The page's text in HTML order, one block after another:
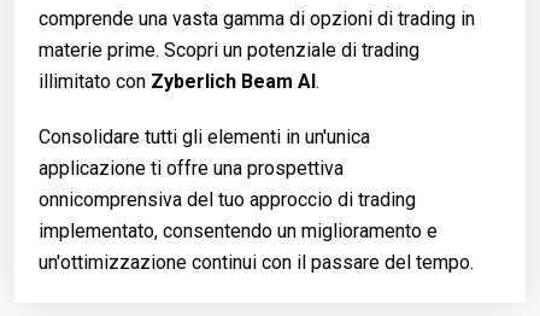
comprende una vasta gamma di opzioni di trading in
materie prime. Scopri un potenziale di trading
illimitato con Zyberlich Beam AI.
Consolidare tutti gli elementi in un'unica
applicazione ti offre una prospettiva
onnicomprensiva del tuo approccio di trading
implementato, consentendo un miglioramento e
un'ottimizzazione continui con il passare del tempo.